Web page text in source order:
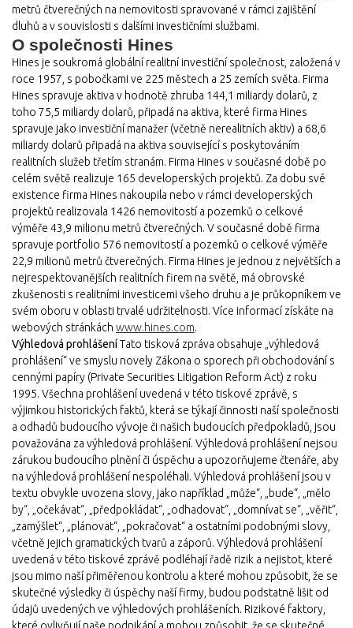
metrů čtverečných na nemovitosti spravované v rámci zajištění
dluhů a v souvislosti s dalšími investičními službami.
O společnosti Hines
Hines je soukromá globální realitní investiční společnost, založená v
roce 1957, s pobočkami ve 225 městech a 25 zemích světa. Firma
Hines spravuje aktiva v hodnotě zhruba 144,1 miliardy dolarů, z
toho 75,5 miliardy dolarů, připadá na aktiva, které firma Hines
spravuje jako investiční manažer (včetně nerealitních aktiv) a 68,6
miliardy dolarů připadá na aktiva související s poskytováním
realitních služeb třetím stranám. Firma Hines v současné době po
celém světě realizuje 165 developerských projektů. Za dobu své
existence firma Hines nakoupila nebo v rámci developerských
projektů realizovala 1426 nemovitostí a pozemků o celkové
výměře 43,9 milionu metrů čtverečných. V současné době firma
spravuje portfolio 576 nemovitostí a pozemků o celkové výměře
22,9 milionů metrů čtverečných. Firma Hines je jednou z největších a
nejrespektovanějších realitních firem na světě, má obrovské
zkušenosti s realitními investicemi všeho druhu a je průkopníkem ve
svém oboru v oblasti trvalé udržitelnosti. Více informací získáte na
webových stránkách www.hines.com.
Výhledová prohlášeníTato tisková zpráva obsahuje „výhledová
prohlášení“ ve smyslu novely Zákona o sporech při obchodování s
cennými papíry (Private Securities Litigation Reform Act) z roku
1995. Všechna prohlášení uvedená v této tiskové zprávě, s
výjimkou historických faktů, která se týkají činnosti naší společnosti
a odhadů budoucího vývoje či našich budoucích předpokladů, jsou
považována za výhledová prohlášení. Výhledová prohlášení nejsou
zárukou budoucího plnění či úspěchu a upozorňujeme čtenáře, aby
na výhledová prohlášení nespoléhali. Výhledová prohlášení jsou v
textu obvykle uvozena slovy, jako například „může“, „bude“, „mělo
by“, „očekávat“, „předpokládat“, „odhadovat“, „domnívat se“, „věřit“,
„zamýšlet“, „plánovat“, „pokračovat“ a ostatními podobnými slovy,
včetně jejich gramatických tvarů a záporů. Výhledová prohlášení
uvedená v této tiskové zprávě podléhají řadě rizik a nejistot, které
jsou mimo naší přiměřenou kontrolu a které mohou způsobit, že se
skutečné výsledky či úspěchy naší firmy, budou podstatně lišit od
údajů uvedených ve výhledových prohlášeních. Rizikové faktory,